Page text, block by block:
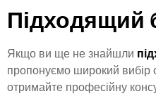
Підходящий
Якщо ви ще не знайшли
пропонуємо широкий вибір
отримайте професійну